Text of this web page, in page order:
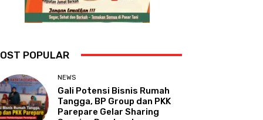
POPULAR
NEWS
Gali Potensi Bisnis Rumah
Tangga, BP Group dan PKK
Parepare Gelar Sharing